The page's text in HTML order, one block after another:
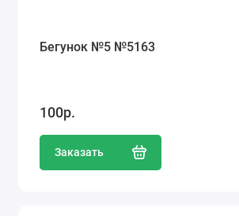
Ремонт мелкой бытовой техники
Бегунок №5 №5163
100р.
Заказать